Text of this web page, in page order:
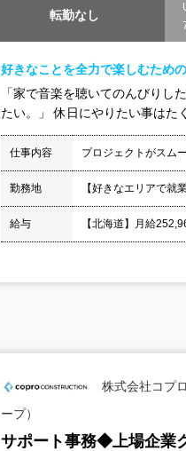
転勤なし
好きなことを全力で楽しむため
「家で音楽を聴いてのんびりし
たい。」 休日にやりたい事はた
仕事内容 プロジェクトがスム
勤務地 【好きなエリアで就
給与 【北海道】月給
株式会社コプ
ープ）
サポート事務◆上場企業